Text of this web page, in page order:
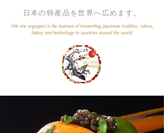
​日本の特産品を世界へ広めます。
We are engaged in the business of transmitting Japanese tradition, culture,
history and technology to countries around the world.